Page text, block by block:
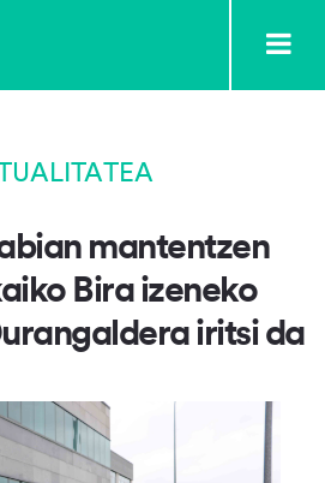
mantentzen
Bira izeneko
iritsi da